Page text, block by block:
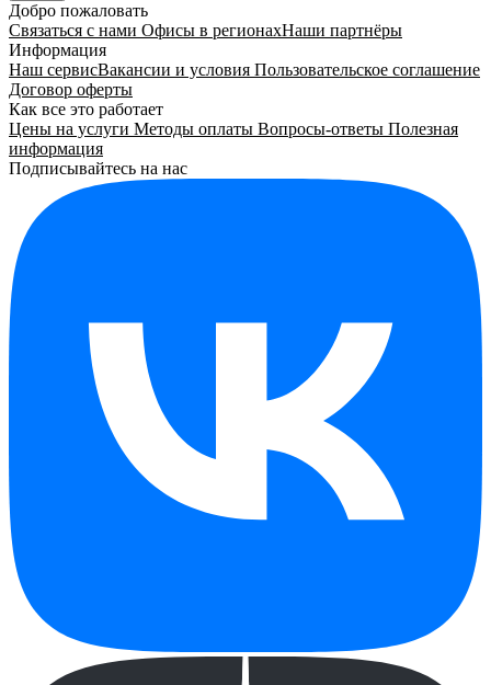
Добро пожаловать
Связаться с нами Офисы в регионахНаши партнёры
Информация
Наш сервисВакансии и условия Пользовательское соглашение
Договор оферты
Как все это работает
Цены на услуги Методы оплаты Вопросы-ответы Полезная
информация
Подписывайтесь на нас